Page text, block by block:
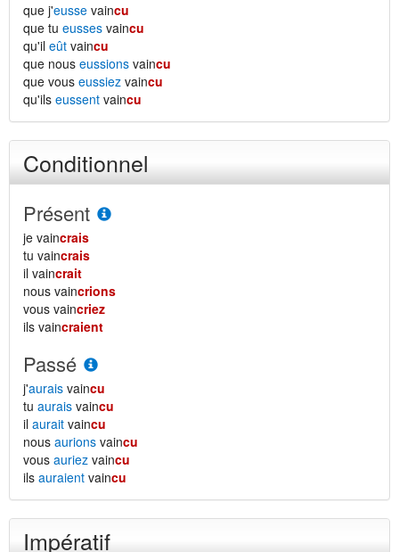
que j'eusse vaincu
que tu eusses vaincu
qu'il eût vaincu
que nous eussions vaincu
que vous eussiez vaincu
qu'ils eussent vaincu
Conditionnel
Présent
je vaincrais
tu vaincrais
il vaincrait
nous vaincrions
vous vaincriez
ils vaincraient
Passé
j'aurais vaincu
tu aurais vaincu
il aurait vaincu
nous aurions vaincu
vous auriez vaincu
ils auraient vaincu
Impératif